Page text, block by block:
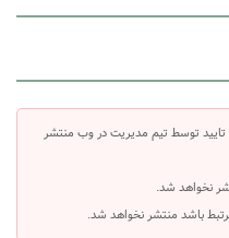
توسط تیم مدیریت در وب منتشر
نخواهد شد.
باشد منتشر نخواهد شد.